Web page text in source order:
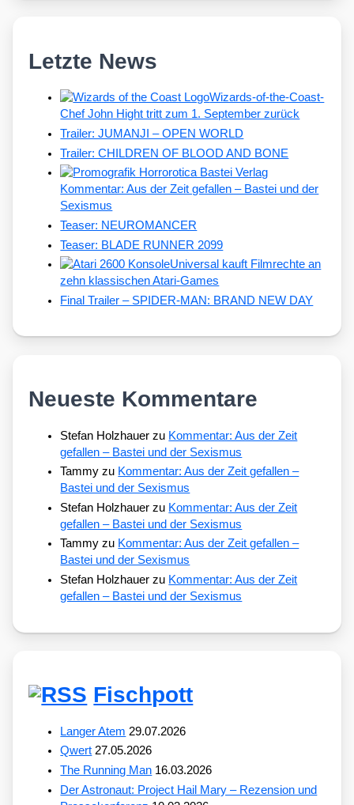
Letzte News
Wizards-of-the-Coast-
Chef John Hight tritt zum 1. September zurück
Trailer: JUMANJI – OPEN WORLD
Trailer: CHILDREN OF BLOOD AND BONE
Kommentar: Aus der Zeit gefallen – Bastei und der
Sexismus
Teaser: NEUROMANCER
Teaser: BLADE RUNNER 2099
Universal kauft Filmrechte an
zehn klassischen Atari-Games
Final Trailer – SPIDER-MAN: BRAND NEW DAY
Neueste Kommentare
Stefan Holzhauer zu Kommentar: Aus der Zeit
gefallen – Bastei und der Sexismus
Tammy zu Kommentar: Aus der Zeit gefallen –
Bastei und der Sexismus
Stefan Holzhauer zu Kommentar: Aus der Zeit
gefallen – Bastei und der Sexismus
Tammy zu Kommentar: Aus der Zeit gefallen –
Bastei und der Sexismus
Stefan Holzhauer zu Kommentar: Aus der Zeit
gefallen – Bastei und der Sexismus
Fischpott
Langer Atem 29.07.2026
Qwert 27.05.2026
The Running Man 16.03.2026
Der Astronaut: Project Hail Mary – Rezension und